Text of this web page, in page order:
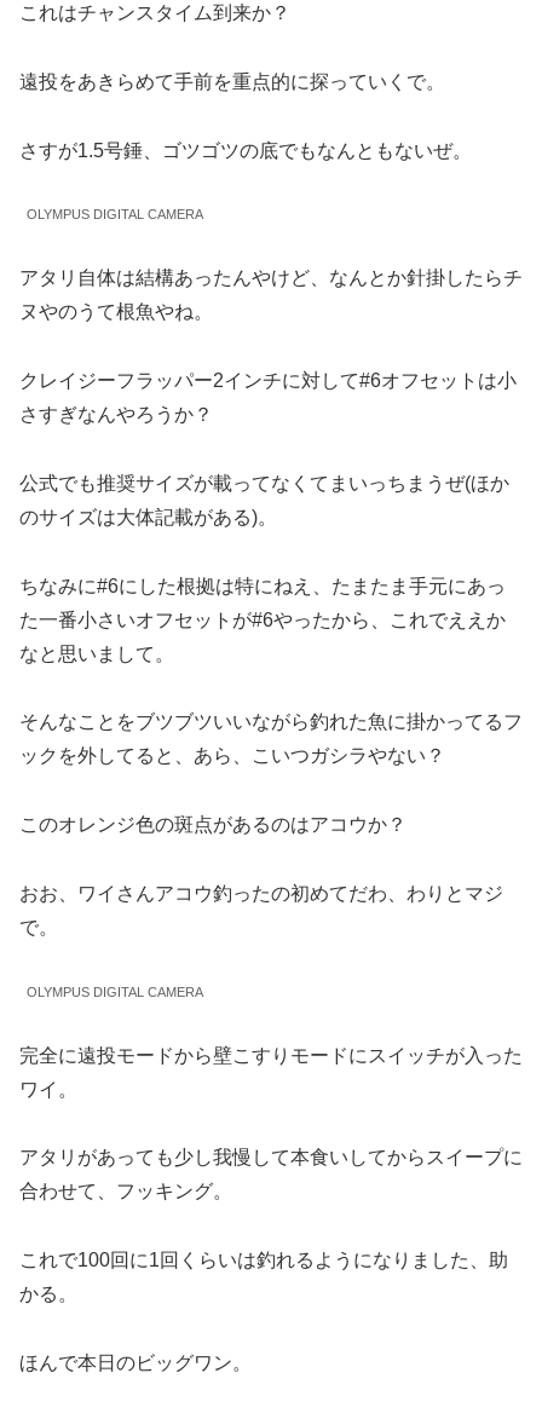
これはチャンスタイム到来か？
遠投をあきらめて手前を重点的に探っていくで。
さすが1.5号錘、ゴツゴツの底でもなんともないぜ。
OLYMPUS DIGITAL CAMERA
アタリ自体は結構あったんやけど、なんとか針掛したらチ
ヌやのうて根魚やね。
クレイジーフラッパー2インチに対して#6オフセットは小
さすぎなんやろうか？
公式でも推奨サイズが載ってなくてまいっちまうぜ(ほか
のサイズは大体記載がある)。
ちなみに#6にした根拠は特にねえ、たまたま手元にあっ
た一番小さいオフセットが#6やったから、これでええか
なと思いまして。
そんなことをブツブツいいながら釣れた魚に掛かってるフ
ックを外してると、あら、こいつガシラやない？
このオレンジ色の斑点があるのはアコウか？
おお、ワイさんアコウ釣ったの初めてだわ、わりとマジ
で。
OLYMPUS DIGITAL CAMERA
完全に遠投モードから壁こすりモードにスイッチが入った
ワイ。
アタリがあっても少し我慢して本食いしてからスイープに
合わせて、フッキング。
これで100回に1回くらいは釣れるようになりました、助
かる。
ほんで本日のビッグワン。